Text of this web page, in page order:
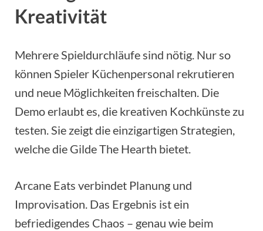
Kreativität
Mehrere Spieldurchläufe sind nötig. Nur so
können Spieler Küchenpersonal rekrutieren
und neue Möglichkeiten freischalten. Die
Demo erlaubt es, die kreativen Kochkünste zu
testen. Sie zeigt die einzigartigen Strategien,
welche die Gilde The Hearth bietet.
Arcane Eats verbindet Planung und
Improvisation. Das Ergebnis ist ein
befriedigendes Chaos – genau wie beim